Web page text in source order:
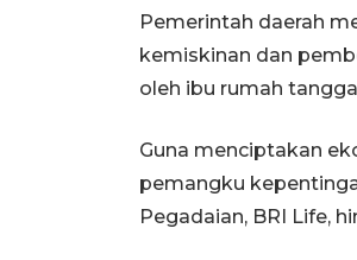
Pemerintah daerah
kemiskinan dan
oleh ibu rumah
Guna menciptakan
pemangku
Pegadaian, BRI Life,